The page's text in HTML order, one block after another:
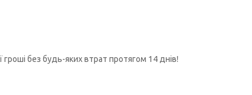
без будь-яких втрат протягом 14 днів!